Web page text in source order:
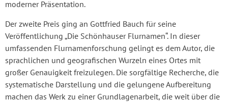
moderner Präsentation.
Der zweite Preis ging an Gottfried Bauch für seine
Veröffentlichung „Die Schönhauser Flurnamen“. In dieser
umfassenden Flurnamenforschung gelingt es dem Autor, die
sprachlichen und geografischen Wurzeln eines Ortes mit
großer Genauigkeit freizulegen. Die sorgfältige Recherche, die
systematische Darstellung und die gelungene Aufbereitung
machen das Werk zu einer Grundlagenarbeit, die weit über die